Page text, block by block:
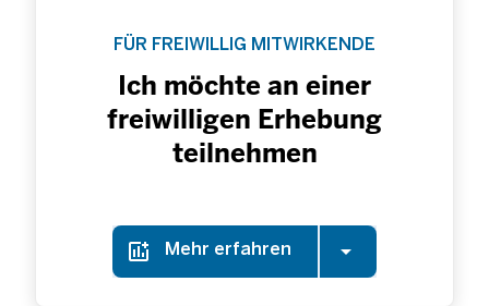
FÜR FREIWILLIG MITWIRKENDE
Ich möchte an einer
freiwilligen Erhebung
teilnehmen
Mehr erfahren